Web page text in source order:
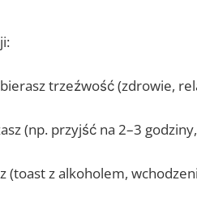
trzeźwość (zdrowie,
(np. przyjść na 2–3
(toast z alkoholem,